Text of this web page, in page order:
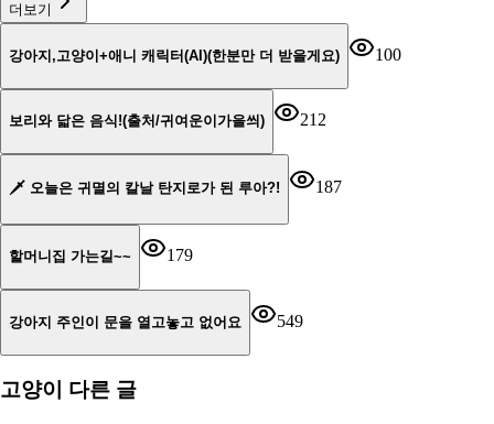
더보기
강아지,고양이+애니 캐릭터(AI)(한분만 더 받을게요) 100
보리와 닯은 음식!(출처/귀여운이가을씌) 212
🗡️ 오늘은 귀멸의 칼날 탄지로가 된 루아?! 187
할머니집 가는길~~ 179
강아지 주인이 문을 열고놓고 없어요 549
고양이 다른 글